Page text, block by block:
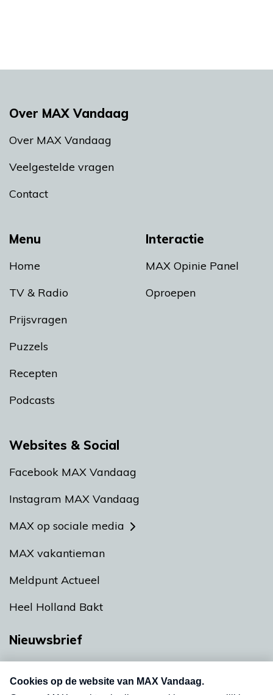
Menu
Home
TV & Radio
Prijsvragen
Puzzels
Recepten
Podcasts
Interactie
MAX Opinie Panel
Oproepen
Over MAX Vandaag
Over MAX Vandaag
Veelgestelde vragen
Contact
Websites & Social
Facebook MAX Vandaag
Instagram MAX Vandaag
MAX op sociale media
MAX vakantieman
Meldpunt Actueel
Heel Holland Bakt
Nieuwsbrief
nieuwsbrief. Elke vrijdag- en dinsdagochtend in